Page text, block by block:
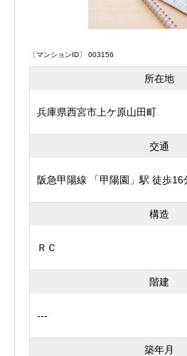
〔マンションID〕 003156
所在地
兵庫県西宮市上ケ原山田町
交通
阪急甲陽線 「甲陽園」駅 徒歩16
構造
ＲＣ
階建
---
築年月